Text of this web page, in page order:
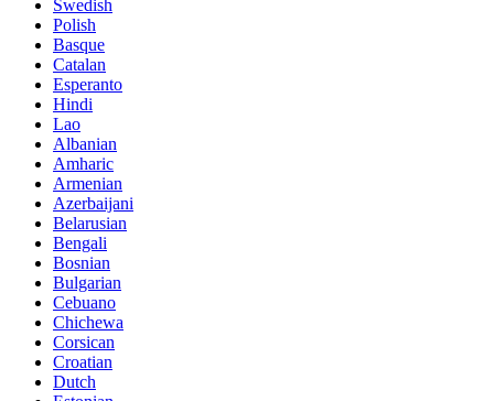
Swedish
Polish
Basque
Catalan
Esperanto
Hindi
Lao
Albanian
Amharic
Armenian
Azerbaijani
Belarusian
Bengali
Bosnian
Bulgarian
Cebuano
Chichewa
Corsican
Croatian
Dutch